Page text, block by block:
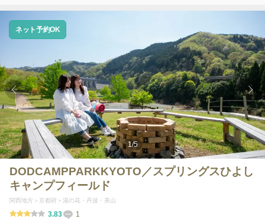
1/5
ネット予約OK
DODCAMPPARKKYOTO／スプリングスひよし
キャンプフィールド
関西地方 京都府 湯の花・丹波・美山
3.83 1